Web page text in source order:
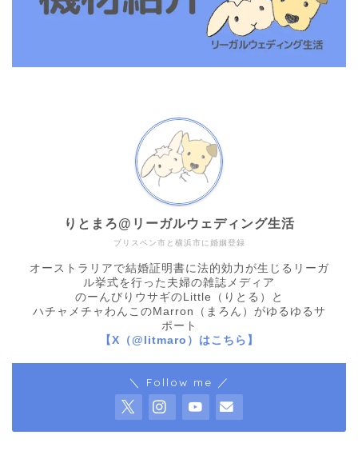
ブリスベン市と横浜市に婚姻登録
りとまろ@リーガルウェディング生活
オーストラリアで結婚証明書に法的効力が生じるリーガ
ル挙式を行った夫婦の雑誌メディア
のーんびりウサギのLittle（りとる）と
ハチャメチャわんこのMarron（まろん）がゆるゆるサ
ポート
【X（@litmaro）はこちら】
＼ Follow me ／